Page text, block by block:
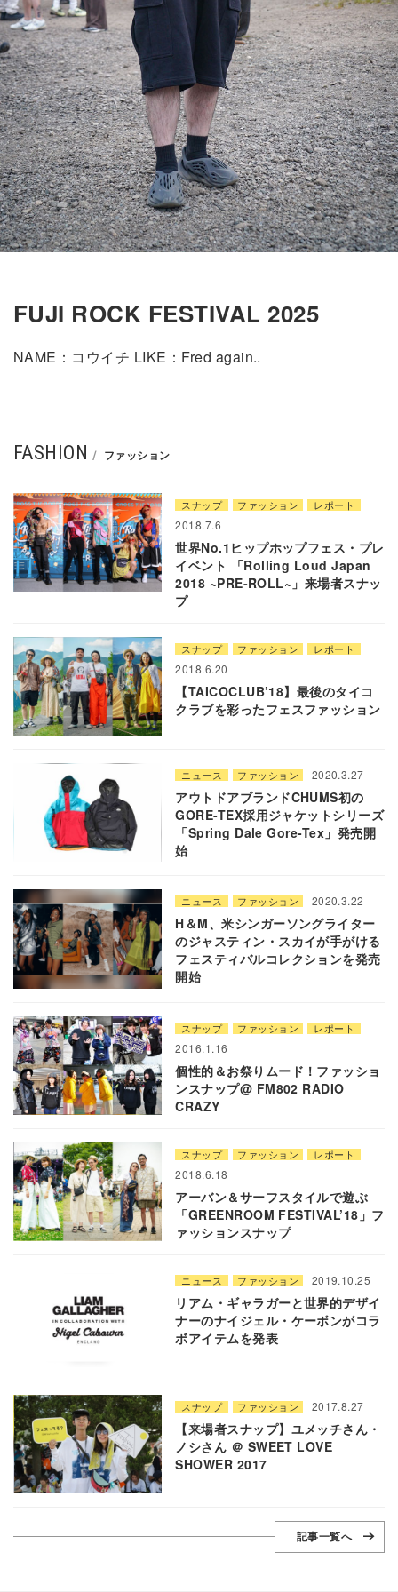
FUJI ROCK FESTIVAL 2025
NAME：コウイチ LIKE：Fred again..
FASHION ファッション
スナップ ファッション レポート
2018.7.6
世界No.1ヒップホップフェス・プレ
イベント 「Rolling Loud Japan
2018 ~PRE-ROLL~」来場者スナッ
プ
スナップ ファッション レポート
2018.6.20
【TAICOCLUB’18】最後のタイコ
クラブを彩ったフェスファッション
ニュース ファッション 2020.3.27
アウトドアブランドCHUMS初の
GORE-TEX採用ジャケットシリーズ
「Spring Dale Gore-Tex」発売開
始
ニュース ファッション 2020.3.22
H＆M、米シンガーソングライター
のジャスティン・スカイが手がける
フェスティバルコレクションを発売
開始
スナップ ファッション レポート
2016.1.16
個性的＆お祭りムード！ファッショ
ンスナップ@ FM802 RADIO
CRAZY
スナップ ファッション レポート
2018.6.18
アーバン＆サーフスタイルで遊ぶ
「GREENROOM FESTIVAL’18」フ
ァッションスナップ
ニュース ファッション 2019.10.25
リアム・ギャラガーと世界的デザイ
ナーのナイジェル・ケーボンがコラ
ボアイテムを発表
スナップ ファッション 2017.8.27
【来場者スナップ】ユメッチさん・
ノシさん ＠ SWEET LOVE
SHOWER 2017
記事一覧へ